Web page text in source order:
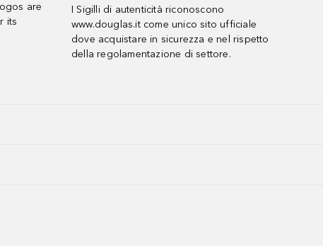
are
its
I Sigilli di autenticità riconoscono
www.douglas.it come unico sito ufficiale
dove acquistare in sicurezza e nel rispetto
della regolamentazione di settore.